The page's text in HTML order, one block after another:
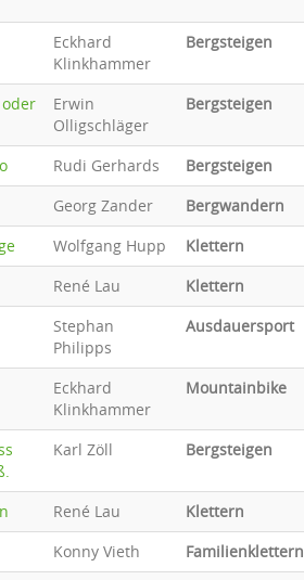
Eckhard
Klinkhammer
Bergsteigen
Erwin
Olligschläger
Bergsteigen
Rudi Gerhards
Bergsteigen
Georg Zander
Bergwandern
Wolfgang Hupp
Klettern
René Lau
Klettern
Stephan
Philipps
Ausdauersport
Eckhard
Klinkhammer
Mountainbike
Karl Zöll Bergsteigen
René Lau
Klettern
Konny Vieth
Familienklettern